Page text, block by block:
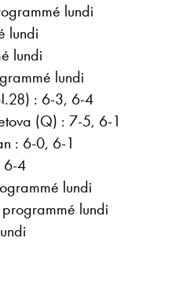
lundi
lundi
lundi
lundi
: 6-3, 6-4
(Q) : 7-5, 6-1
: 6-0, 6-1
6-4
lundi
lundi